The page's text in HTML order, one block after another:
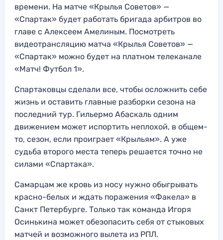
времени. На матче «Крылья Советов» —
«Спартак» будет работать бригада арбитров во
главе с Алексеем Амелиным. Посмотреть
видеотрансляцию матча «Крылья Советов» —
«Спартак» можно будет на платном телеканале
«Матч! Футбол 1».
Спартаковцы сделали все, чтобы осложнить себе
жизнь и оставить главные разборки сезона на
последний тур. Гильермо Абаскаль одним
движением может испортить неплохой, в общем-
то, сезон, если проиграет «Крыльям». А уже
судьба второго места теперь решается точно не
силами «Спартака».
Самарцам же кровь из носу нужно обыгрывать
красно-белых и ждать поражения «Факела» в
Санкт Петербурге. Только так команда Игоря
Осинькина может обезопасить себя от стыковых
матчей и возможного вылета из РПЛ.